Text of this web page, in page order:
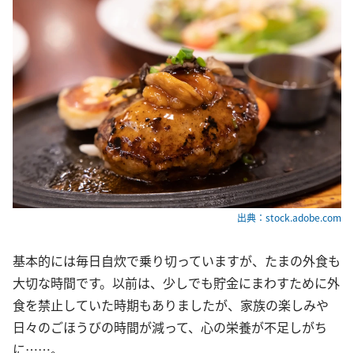
出典：stock.adobe.com
基本的には毎日自炊で乗り切っていますが、たまの外食も
大切な時間です。以前は、少しでも貯金にまわすために外
食を禁止していた時期もありましたが、家族の楽しみや
日々のごほうびの時間が減って、心の栄養が不足しがち